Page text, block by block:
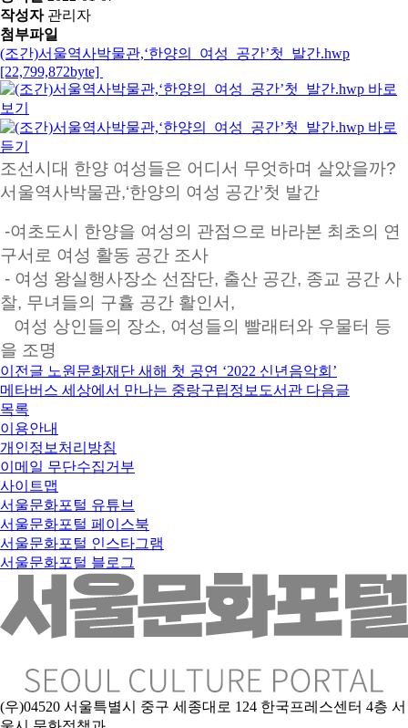
작성자 관리자
첨부파일
(조간)서울역사박물관,‘한양의_여성_공간’첫_발간.hwp
[22,799,872byte]
조선시대 한양 여성들은 어디서 무엇하며 살았을까?
서울역사박물관,‘한양의 여성 공간’첫 발간
-여초도시 한양을 여성의 관점으로 바라본 최초의 연
구서로 여성 활동 공간 조사
- 여성 왕실행사장소 선잠단, 출산 공간, 종교 공간 사
찰, 무녀들의 구휼 공간 활인서,
여성 상인들의 장소, 여성들의 빨래터와 우물터 등
을 조명
이전글 노원문화재단 새해 첫 공연 ‘2022 신년음악회’
메타버스 세상에서 만나는 중랑구립정보도서관 다음글
목록
이용안내
개인정보처리방침
이메일 무단수집거부
사이트맵
서울문화포털 유튜브
서울문화포털 페이스북
서울문화포털 인스타그램
서울문화포털 블로그
(우)04520 서울특별시 중구 세종대로 124 한국프레스센터 4층 서